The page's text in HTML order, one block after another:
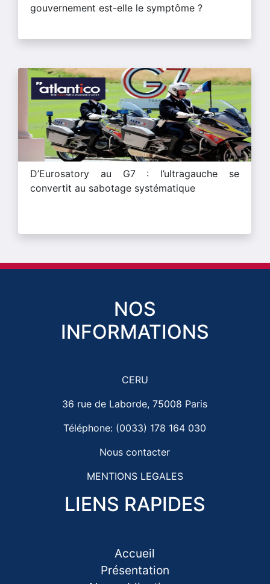
gouvernement est-elle le symptôme ?
D’Eurosatory au G7 : l’ultragauche se
convertit au sabotage systématique
NOS
INFORMATIONS
CERU
36 rue de Laborde, 75008 Paris
Téléphone: (0033) 178 164 030
Nous contacter
MENTIONS LEGALES
LIENS RAPIDES
Accueil
Présentation